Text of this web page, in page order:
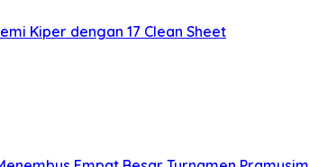
Kiper dengan 17 Clean Sheet